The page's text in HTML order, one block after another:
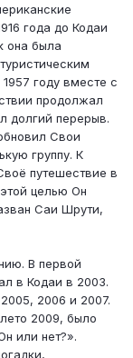
года до Кодаи
она была
году вместе с
продолжал
долгий перерыв.
Свои
группу. К
путешествие в
целью Он
Саи Шрути,
В первой
в Кодаи в 2003.
2006 и 2007.
2009, было
или нет?».